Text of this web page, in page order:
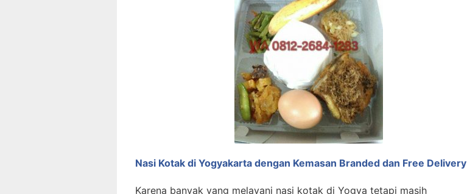
Nasi Kotak di Yogyakarta dengan Kemasan Branded dan Free Delivery
Karena banyak yang melayani nasi kotak di Yogya tetapi masih